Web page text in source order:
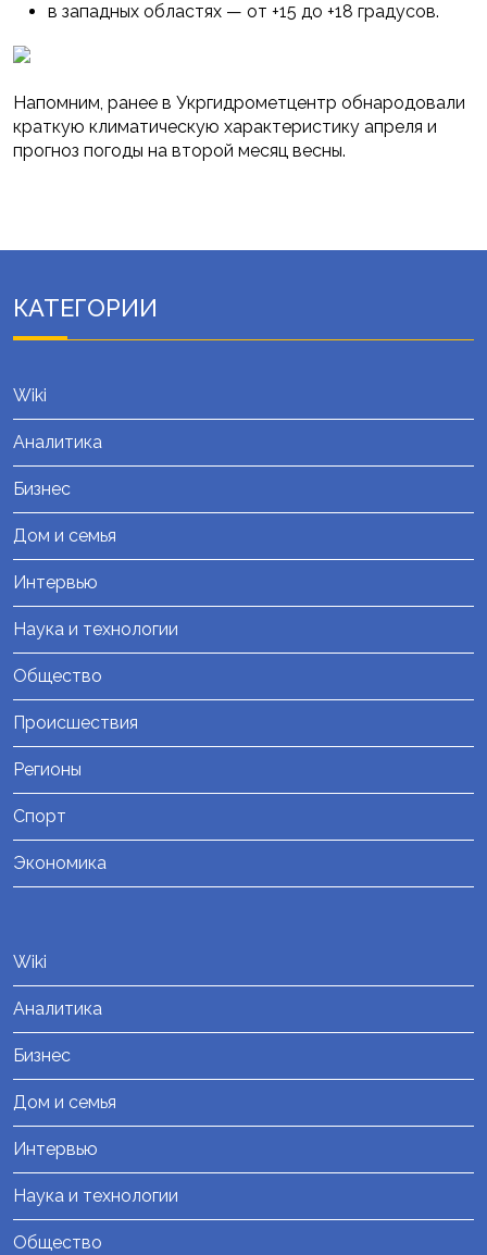
в западных областях — от +15 до +18 градусов.
Напомним, ранее в Укргидрометцентр обнародовали
краткую климатическую характеристику апреля и
прогноз погоды на второй месяц весны.
КАТЕГОРИИ
Wiki
Аналитика
Бизнес
Дом и семья
Интервью
Наука и технологии
Общество
Происшествия
Регионы
Спорт
Экономика
Wiki
Аналитика
Бизнес
Дом и семья
Интервью
Наука и технологии
Общество